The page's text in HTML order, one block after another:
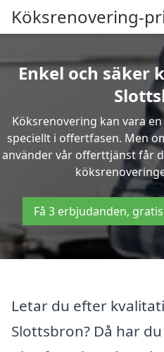
Köksrenovering-
Enkel och säker
Köksrenovering kan vara
speciellt i offertfasen. Men
använder vår offerttjänst får
Få 3 erbjudanden,
Letar du efter
Slottsbron? Då har